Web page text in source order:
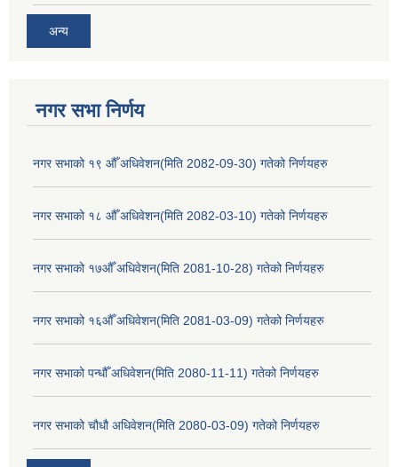
अन्य
नगर सभा निर्णय
नगर सभाको १९ औँ अधिवेशन(मिति 2082-09-30) गतेको निर्णयहरु
नगर सभाको १८ औँ अधिवेशन(मिति 2082-03-10) गतेको निर्णयहरु
नगर सभाको १७औँ अधिवेशन(मिति 2081-10-28) गतेको निर्णयहरु
नगर सभाको १६औँ अधिवेशन(मिति 2081-03-09) गतेको निर्णयहरु
नगर सभाको पन्धौँ अधिवेशन(मिति 2080-11-11) गतेको निर्णयहरु
नगर सभाको चौधौ अधिवेशन(मिति 2080-03-09) गतेको निर्णयहरु